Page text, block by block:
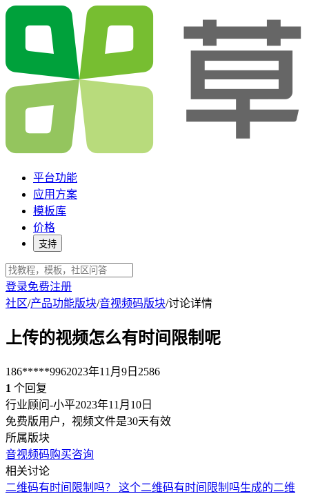
平台功能
应用方案
模板库
价格
支持
登录免费注册
社区/产品功能版块/音视频码版块/讨论详情
上传的视频怎么有时间限制呢
186*****9962023年11月9日 2586
1 个回复
行业顾问-小平2023年11月10日
免费版用户，视频文件是30天有效
所属版块
音视频码购买咨询
相关讨论
二维码有时间限制吗？ 这个二维码有时间限制吗生成的二维